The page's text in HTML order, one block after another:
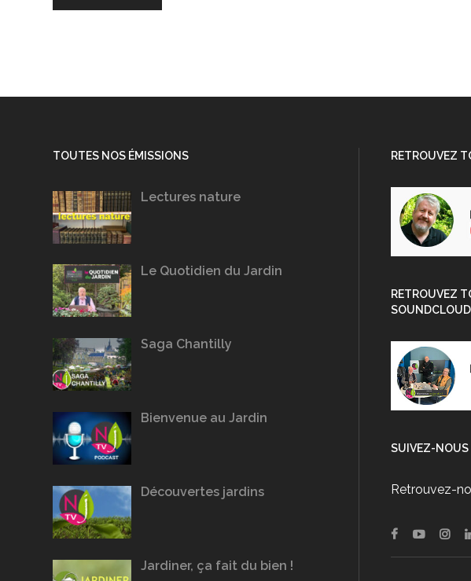
TOUTES NOS ÉMISSIONS
Lectures nature
Le Quotidien du Jardin
Saga Chantilly
Bienvenue au Jardin
Découvertes jardins
Jardiner, ça fait du bien !
RETROUVEZ
RETROUVEZ
SOUNDCLOUD
SUIVEZ-NOUS
Retrouvez-